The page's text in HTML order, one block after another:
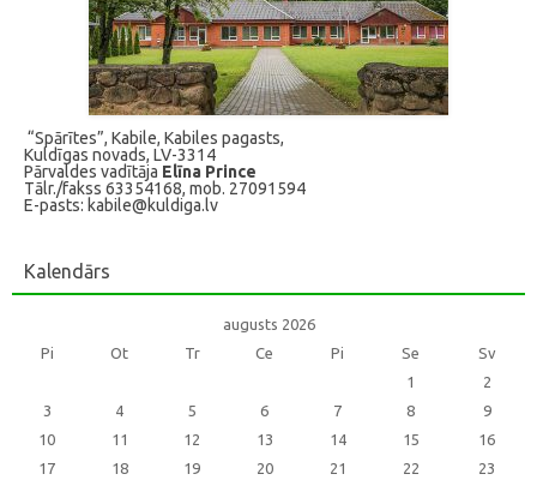
“Spārītes”, Kabile, Kabiles pagasts,
Kuldīgas novads, LV-3314
Pārvaldes vadītāja Elīna Prince
Tālr./fakss 63354168, mob. 27091594
E-pasts: kabile@kuldiga.lv
Kalendārs
augusts 2026
Pi
Ot Tr Ce Pi Se
Sv
1
2
3
4 5 6 7 8
9
10
11 12 13 14 15
16
17
18 19 20 21 22
23